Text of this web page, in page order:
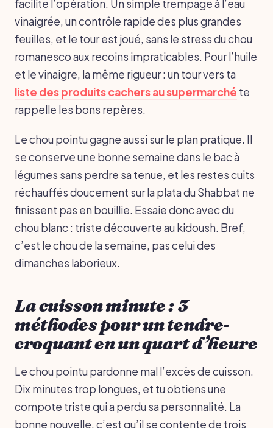
facilite l’opération. Un simple trempage à l’eau
vinaigrée, un contrôle rapide des plus grandes
feuilles, et le tour est joué, sans le stress du chou
romanesco aux recoins impraticables. Pour l’huile
et le vinaigre, la même rigueur : un tour vers ta
liste des produits cachers au supermarché te
rappelle les bons repères.
Le chou pointu gagne aussi sur le plan pratique. Il
se conserve une bonne semaine dans le bac à
légumes sans perdre sa tenue, et les restes cuits
réchauffés doucement sur la plata du Shabbat ne
finissent pas en bouillie. Essaie donc avec du
chou blanc : triste découverte au kidoush. Bref,
c’est le chou de la semaine, pas celui des
dimanches laborieux.
La cuisson minute : 3
méthodes pour un tendre-
croquant en un quart d’heure
Le chou pointu pardonne mal l’excès de cuisson.
Dix minutes trop longues, et tu obtiens une
compote triste qui a perdu sa personnalité. La
bonne nouvelle, c’est qu’il se contente de trois